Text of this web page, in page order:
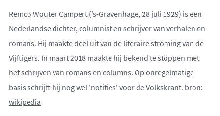
Remco Wouter Campert (’s-Gravenhage, 28 juli 1929) is een
Nederlandse dichter, columnist en schrijver van verhalen en
romans. Hij maakte deel uit van de literaire stroming van de
Vijftigers. In maart 2018 maakte hij bekend te stoppen met
het schrijven van romans en columns. Op onregelmatige
basis schrijft hij nog wel 'notities' voor de Volkskrant. bron:
wikipedia